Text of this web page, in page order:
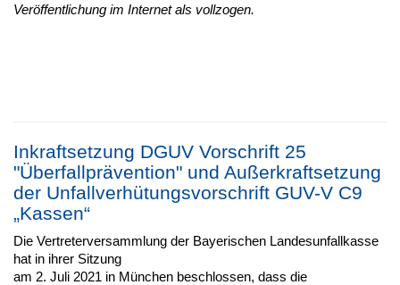
Veröffentlichung im Internet als vollzogen.
Inkraftsetzung DGUV Vorschrift 25
"Überfallprävention" und Außerkraftsetzung
der Unfallverhütungsvorschrift GUV-V C9
„Kassen“
Die Vertreterversammlung der Bayerischen Landesunfallkasse
hat in ihrer Sitzung
am 2. Juli 2021 in München beschlossen, dass die